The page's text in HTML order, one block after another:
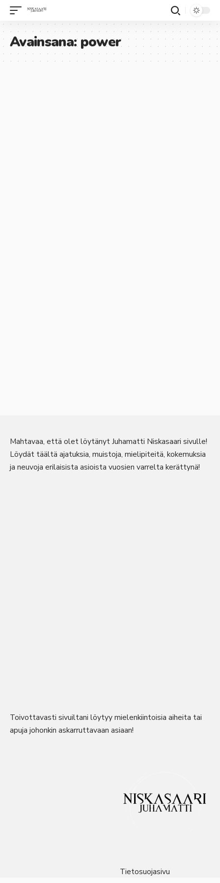
Avainsana:power
Mahtavaa, että olet löytänyt Juhamatti Niskasaari sivulle!
Löydät täältä ajatuksia, muistoja, mielipiteitä, kokemuksia
ja neuvoja erilaisista asioista vuosien varrelta kerättynä!
Toivottavasti sivuiltani löytyy mielenkiintoisia aiheita tai
apuja johonkin askarruttavaan asiaan!
Tietosuojasivu